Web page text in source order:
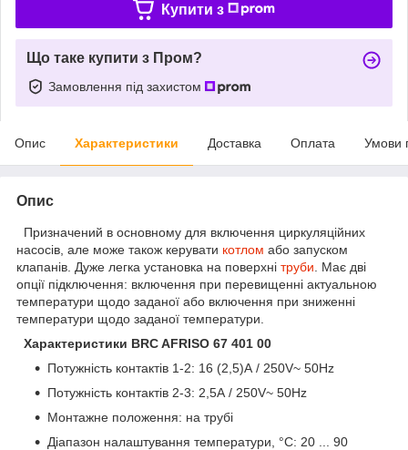
Купити з
Що таке купити з Пром?
Замовлення під захистом
Опис Характеристики Доставка Оплата Умови
Опис
Призначений в основному для включення циркуляційних
насосів, але може також керувати котлом або запуском
клапанів. Дуже легка установка на поверхні труби . Має дві
опції підключення: включення при перевищенні актуальною
температури щодо заданої або включення при зниженні
температури щодо заданої температури.
Характеристики BRC AFRISO 67 401 00
Потужність контактів 1-2: 16 (2,5)А / 250V~ 50Hz
Потужність контактів 2-3: 2,5А / 250V~ 50Hz
Монтажне положення: на трубі
Діапазон налаштування температури, °C: 20 ... 90